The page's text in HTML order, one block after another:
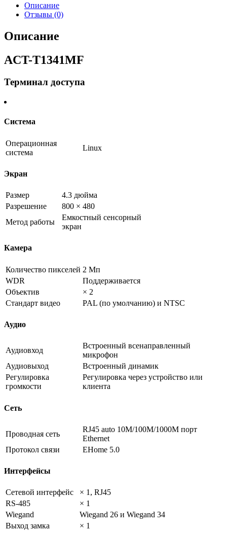
Описание
Отзывы (0)
Описание
ACT-T1341MF
Терминал доступа
Система
Операционная
система
Linux
Экран
Размер
4.3 дюйма
Разрешение
800 × 480
Метод работы
Емкостный сенсорный
экран
Камера
Количество пикселей 2 Мп
WDR
Поддерживается
Объектив
× 2
Стандарт видео
PAL (по умолчанию) и NTSC
Аудио
Аудиовход
Встроенный всенаправленный
микрофон
Аудиовыход
Встроенный динамик
Регулировка
громкости
Регулировка через устройство или
клиента
Сеть
Проводная сеть
RJ45 auto 10M/100M/1000M порт
Ethernet
Протокол связи
EHome 5.0
Интерфейсы
Сетевой интерфейс
× 1, RJ45
RS-485
× 1
Wiegand
Wiegand 26 и Wiegand 34
Выход замка
× 1